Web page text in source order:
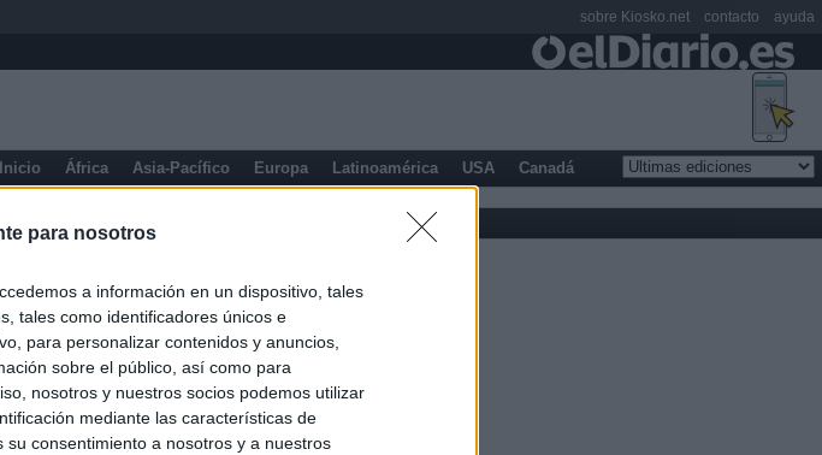
para nosotros
a información en un dispositivo, tales
tales como identificadores únicos e
para personalizar contenidos y anuncios,
sobre el público, así como para
nosotros y nuestros socios podemos utilizar
mediante las características de
consentimiento a nosotros y a nuestros
Inicio África Asia-Pacífico Europa Latinoamérica USA Canadá
sobre Kiosko.net contacto ayuda